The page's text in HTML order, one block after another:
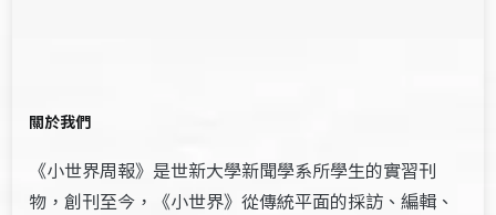
關於我們
《小世界周報》是世新大學新聞學系所學生的實習刊
物，創刊至今，《小世界》從傳統平面的採訪、編輯、